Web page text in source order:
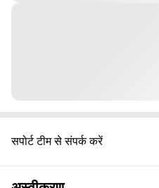
सपोर्ट टीम से संपर्क करें